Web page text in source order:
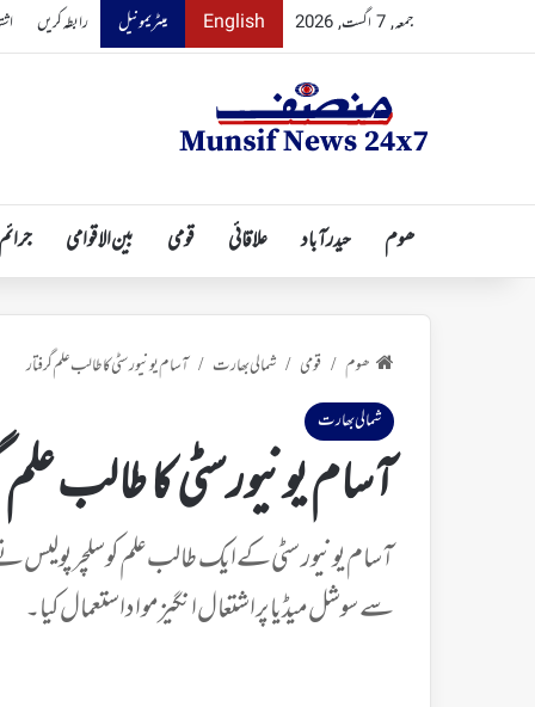
جمعہ, 7 اگست, 2026 English میٹریمونیل رابطہ کریں
ھوم حیدرآباد علاقائی قومی بین الاقوامی
ھوم / قومی / شمالی بھارت / آسام یونیورسٹی کا طالب علم گرفتار
شمالی بھارت
آسام یونیورسٹی کا طالب علم
آسام یونیورسٹی کے ایک طالب علم کو سلچر پولیس
سے سوشل میڈیا پر اشتعال انگیز مواد استعمال کیا۔